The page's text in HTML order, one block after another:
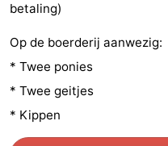
Toorop
Evenementen
Praktisch
betaling)
Op de boerderij aanwezig:
* Twee ponies
* Twee geitjes
* Kippen